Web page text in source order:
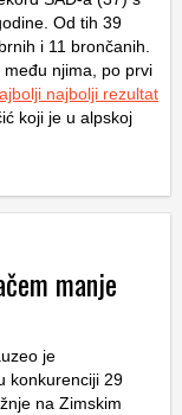
Od tih 39
i 11 brončanih.
njima, po prvi
najbolji rezultat
koji je u alpskoj
manje
je
konkurenciji 29
na Zimskim